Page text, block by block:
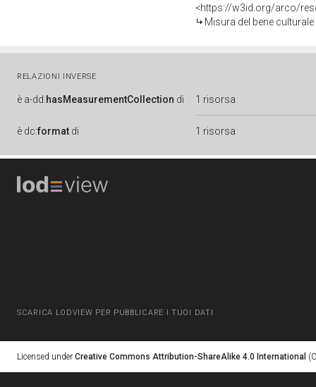
<https://w3id.org/arco/
Misura del bene
RELAZIONI INVERSE
è a-dd:hasMeasurementCollection di 1 risorsa
è dc:format di 1 risorsa
SCARICA LODVIEW PER PUBBLICARE I TUOI DATI
Licensed under Creative Commons Attribution-ShareAlike 4.0 International